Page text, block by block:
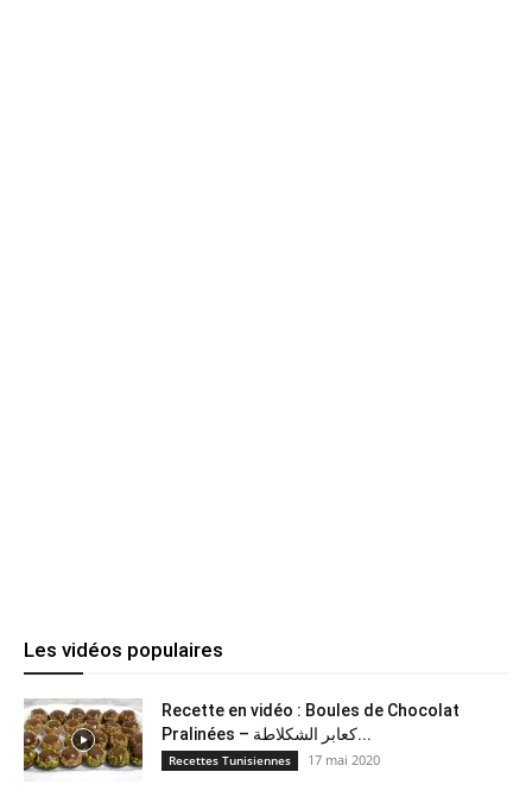
Les vidéos populaires
Recette en vidéo : Boules de Chocolat
Pralinées – كعابر الشكلاطة...
Recettes Tunisiennes 17 mai 2020